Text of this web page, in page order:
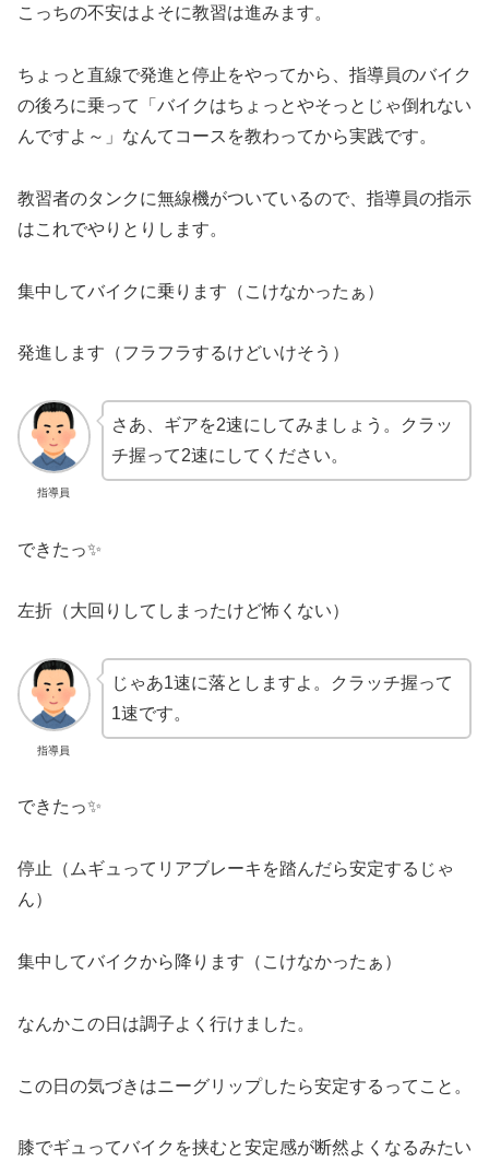
こっちの不安はよそに教習は進みます。
ちょっと直線で発進と停止をやってから、指導員のバイク
の後ろに乗って「バイクはちょっとやそっとじゃ倒れない
んですよ～」なんてコースを教わってから実践です。
教習者のタンクに無線機がついているので、指導員の指示
はこれでやりとりします。
集中してバイクに乗ります（こけなかったぁ）
発進します（フラフラするけどいけそう）
指導員
さあ、ギアを2速にしてみましょう。クラッ
チ握って2速にしてください。
できたっ✨
左折（大回りしてしまったけど怖くない）
指導員
じゃあ1速に落としますよ。クラッチ握って
1速です。
できたっ✨
停止（ムギュってリアブレーキを踏んだら安定するじゃ
ん）
集中してバイクから降ります（こけなかったぁ）
なんかこの日は調子よく行けました。
この日の気づきはニーグリップしたら安定するってこと。
膝でギュってバイクを挟むと安定感が断然よくなるみたい